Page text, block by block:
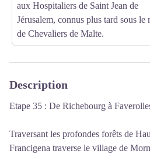
aux Hospitaliers de Saint Jean de
Jérusalem, connus plus tard sous le
de Chevaliers de Malte.
Description
Etape 35 : De Richebourg à
Traversant les profondes forêts de
Francigena traverse le village de